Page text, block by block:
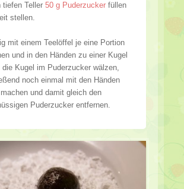
tiefen Teller 50 g Puderzucker füllen
stellen.
mit einem Teelöffel je eine Portion
und in den Händen zu einer Kugel
die Kugel im Puderzucker wälzen,
noch einmal mit den Händen
und damit gleich den
Puderzucker entfernen.